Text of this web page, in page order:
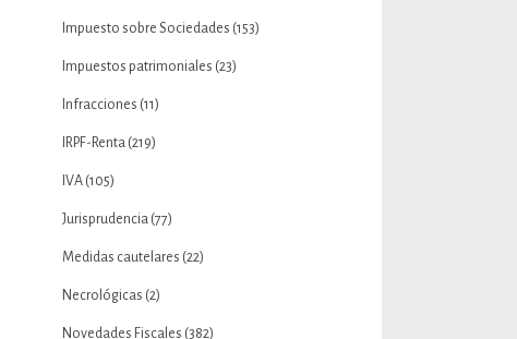
Impuesto sobre Sociedades (153)
Impuestos patrimoniales (23)
Infracciones (11)
IRPF-Renta(219)
IVA(105)
Jurisprudencia(77)
Medidas cautelares (22)
Necrológicas (2)
Novedades Fiscales (382)